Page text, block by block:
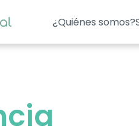
¿Quiénes somos?